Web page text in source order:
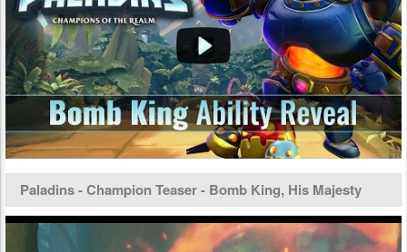
Paladins - Champion Teaser - Bomb King, His Majesty